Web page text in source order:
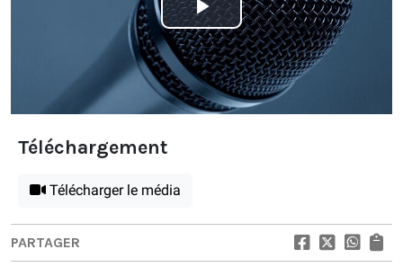
Play
Video
Téléchargement
Télécharger le média
PARTAGER